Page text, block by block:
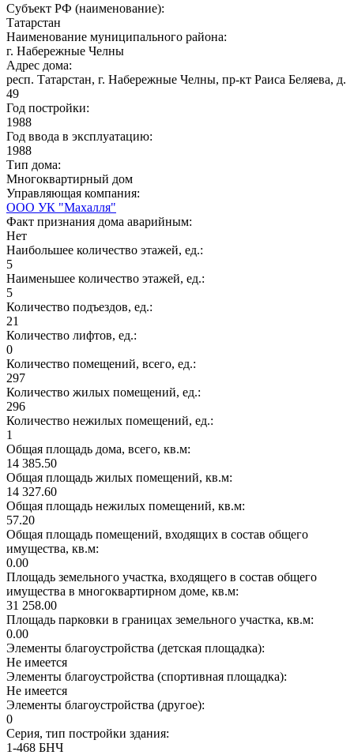
Субъект РФ (наименование):
Татарстан
Наименование муниципального района:
г. Набережные Челны
Адрес дома:
респ. Татарстан, г. Набережные Челны, пр-кт Раиса Беляева, д.
49
Год постройки:
1988
Год ввода в эксплуатацию:
1988
Тип дома:
Многоквартирный дом
Управляющая компания:
ООО УК "Махалля"
Факт признания дома аварийным:
Нет
Наибольшее количество этажей, ед.:
5
Наименьшее количество этажей, ед.:
5
Количество подъездов, ед.:
21
Количество лифтов, ед.:
0
Количество помещений, всего, ед.:
297
Количество жилых помещений, ед.:
296
Количество нежилых помещений, ед.:
1
Общая площадь дома, всего, кв.м:
14 385.50
Общая площадь жилых помещений, кв.м:
14 327.60
Общая площадь нежилых помещений, кв.м:
57.20
Общая площадь помещений, входящих в состав общего
имущества, кв.м:
0.00
Площадь земельного участка, входящего в состав общего
имущества в многоквартирном доме, кв.м:
31 258.00
Площадь парковки в границах земельного участка, кв.м:
0.00
Элементы благоустройства (детская площадка):
Не имеется
Элементы благоустройства (спортивная площадка):
Не имеется
Элементы благоустройства (другое):
0
Серия, тип постройки здания:
1-468 БНЧ